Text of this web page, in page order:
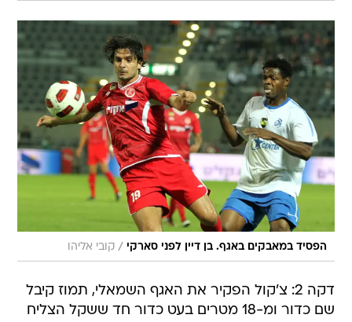
הפסיד במאבקים באגף. בן דיין לפני סארקי / קובי אליהו
דקה 2: צ'קול הפקיר את האגף השמאלי, תמוז קיבל
שם כדור ומ-18 מטרים בעט כדור חד ששקל הצליח